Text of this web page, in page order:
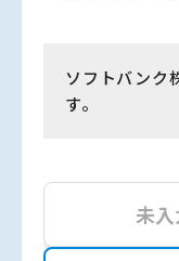
ソフトバンク
す。
未